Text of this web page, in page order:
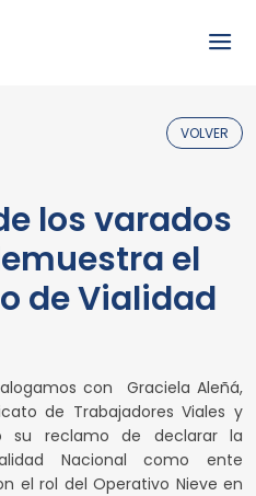
VOLVER
los varados
el
de Vialidad
con Graciela Aleñá,
de Trabajadores Viales y
su reclamo de declarar la
Nacional como ente
el rol del Operativo Nieve en